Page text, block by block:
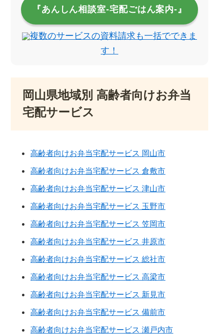
『あんしん相談室‐宅配ごはん案内‐』
複数のサービスの資料請求も一括でできま
す！
岡山県地域別 高齢者向けお弁当
宅配サービス
高齢者向けお弁当宅配サービス 岡山市
高齢者向けお弁当宅配サービス 倉敷市
高齢者向けお弁当宅配サービス 津山市
高齢者向けお弁当宅配サービス 玉野市
高齢者向けお弁当宅配サービス 笠岡市
高齢者向けお弁当宅配サービス 井原市
高齢者向けお弁当宅配サービス 総社市
高齢者向けお弁当宅配サービス 高梁市
高齢者向けお弁当宅配サービス 新見市
高齢者向けお弁当宅配サービス 備前市
高齢者向けお弁当宅配サービス 瀬戸内市